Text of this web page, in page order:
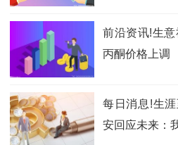
前沿资讯!生
丙酮价格上调
每日消息!生
安回应未来：